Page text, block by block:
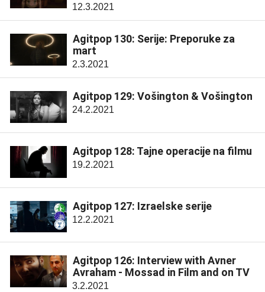
12.3.2021
Agitpop 130: Serije: Preporuke za
mart
2.3.2021
Agitpop 129: Vošington & Vošington
24.2.2021
Agitpop 128: Tajne operacije na filmu
19.2.2021
Agitpop 127: Izraelske serije
12.2.2021
Agitpop 126: Interview with Avner
Avraham - Mossad in Film and on TV
3.2.2021